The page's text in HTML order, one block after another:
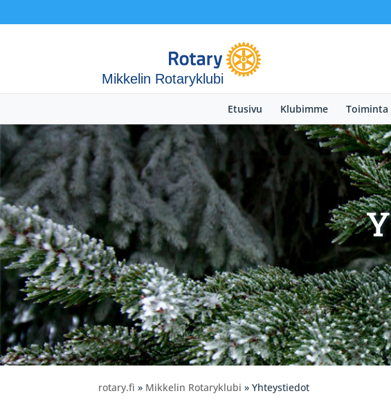
Mikkelin Rotaryklubi
Etusivu Klubimme Toiminta
rotary.fi » Mikkelin Rotaryklubi » Yhteystiedot